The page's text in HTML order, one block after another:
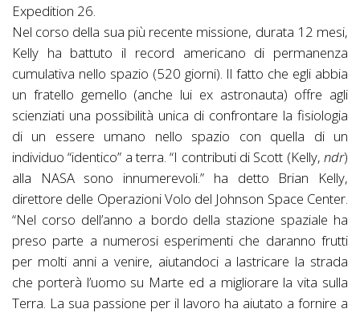
Expedition 26.
Nel corso della sua più recente missione, durata 12 mesi,
Kelly ha battuto il record americano di permanenza
cumulativa nello spazio (520 giorni). Il fatto che egli abbia
un fratello gemello (anche lui ex astronauta) offre agli
scienziati una possibilità unica di confrontare la fisiologia
di un essere umano nello spazio con quella di un
individuo “identico” a terra. “I contributi di Scott (Kelly, ndr)
alla NASA sono innumerevoli.” ha detto Brian Kelly,
direttore delle Operazioni Volo del Johnson Space Center.
“Nel corso dell’anno a bordo della stazione spaziale ha
preso parte a numerosi esperimenti che daranno frutti
per molti anni a venire, aiutandoci a lastricare la strada
che porterà l’uomo su Marte ed a migliorare la vita sulla
Terra. La sua passione per il lavoro ha aiutato a fornire a